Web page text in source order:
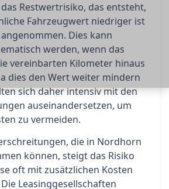
Restwertrisiko, das entsteht,
Fahrzeugwert niedriger ist
Dies kann
werden, wenn das
vereinbarten Kilometer hinaus
dies den Wert weiter mindern
sich daher intensiv mit den
auseinandersetzen, um
zu vermeiden.
die in Nordhorn
können, steigt das Risiko
oft mit zusätzlichen Kosten
Leasinggesellschaften